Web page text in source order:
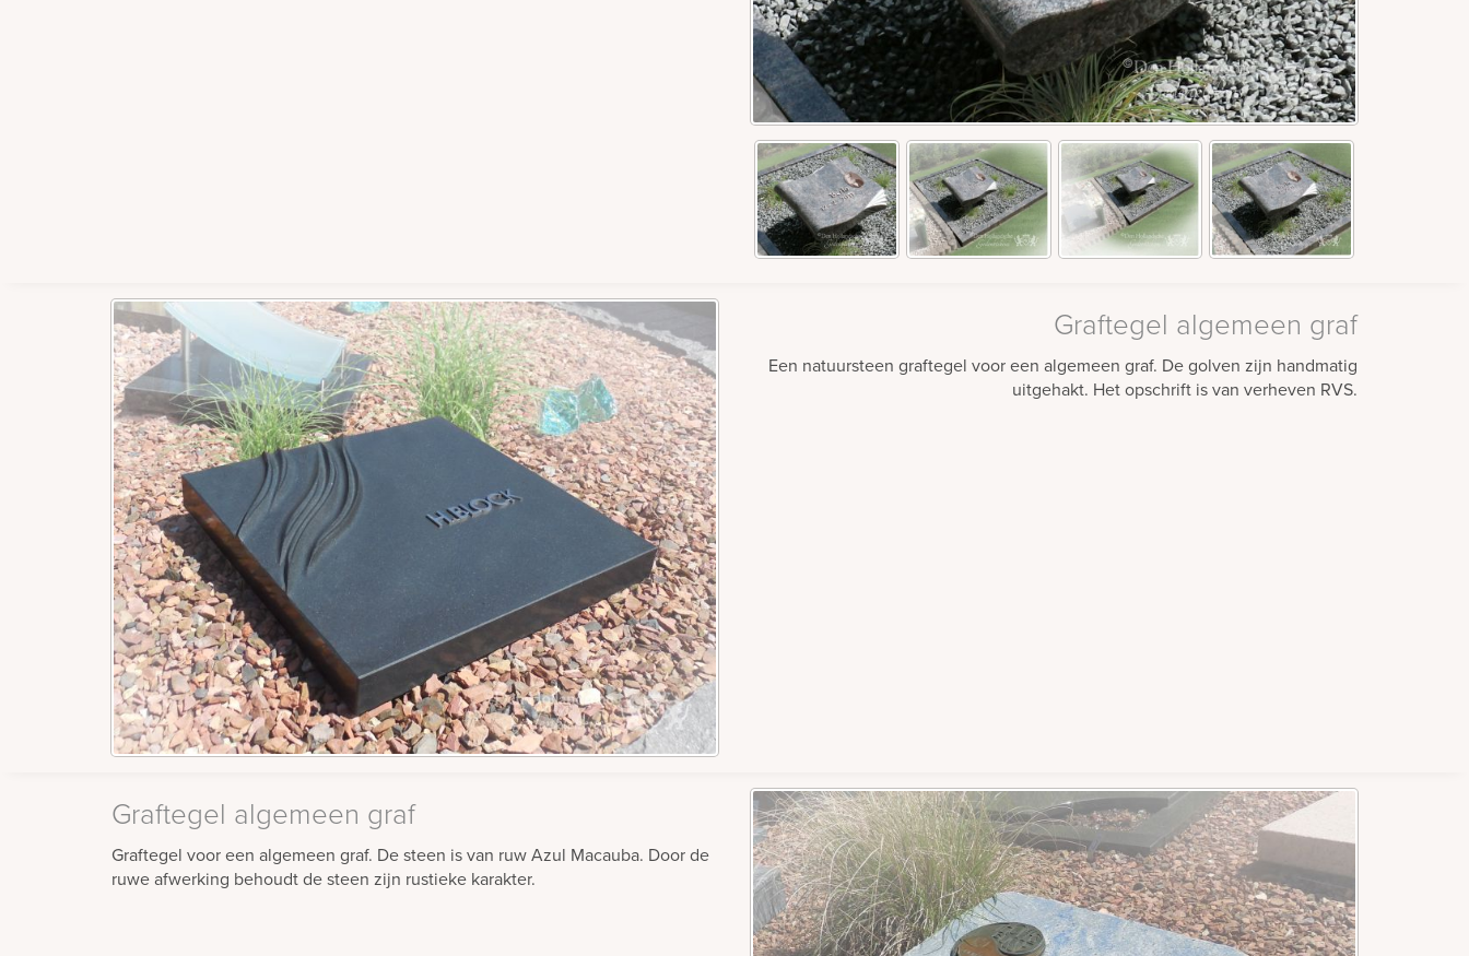
Graftegel algemeen graf
Een natuursteen graftegel voor een algemeen graf. De golven zijn handmatig
uitgehakt. Het opschrift is van verheven RVS.
Graftegel algemeen graf
Graftegel voor een algemeen graf. De steen is van ruw Azul Macauba. Door de
ruwe afwerking behoudt de steen zijn rustieke karakter.